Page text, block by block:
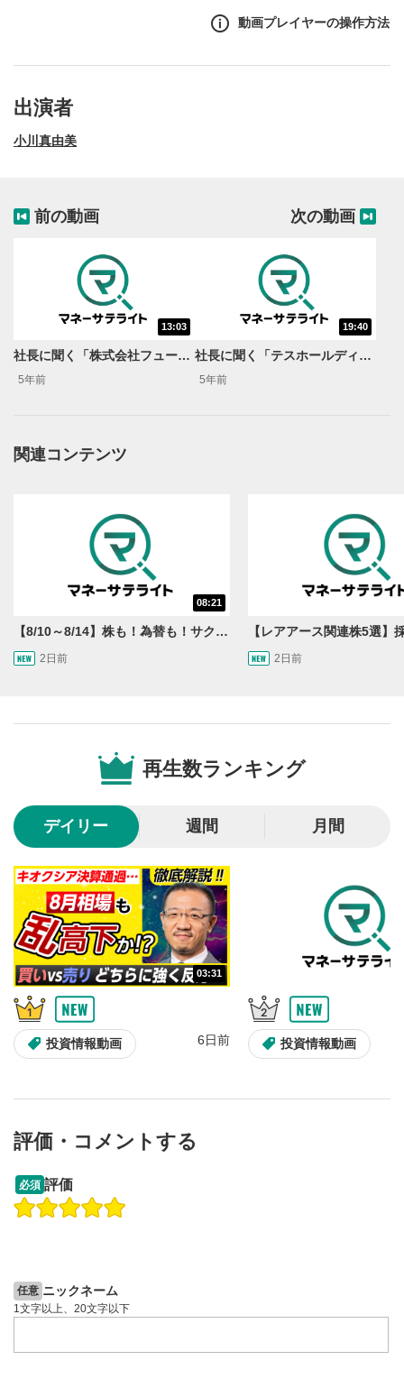
動画プレイヤーの操作方法
動画再生エリアにマウスを乗せると表示されます。
動画を再生または一時停止します。
10秒戻し/10秒送り
10秒、動画を巻き戻し/早送りします。
再生位置を示しています。再生したい位置をクリック
するとその位置から動画が再生されます。
スライダーを上下すると音量が調整できます。
8
全画面表示
動画が全画面で表示されます。再度クリックすると元
のサイズに戻ります。
出演者
小川真由美
前の動画
13:03
社長に聞く「株式会社フューチャーリンクネットワーク」
5年前
次の動画
19:40
社長に聞く「テスホールディングス株式会社」
5年前
関連コンテンツ
08:21
【8/10～8/14】株も！為替も！サクッと！来週のマーケット見通し＜Next View＞
2日前 2日前
再生数ランキング
デイリー 週間 月間
03:31
投資情報動画 6日前 投資情報動画
操作説明動画
評価・コメントする
必須 評価
任意 ニックネーム
1文字以上、20文字以下